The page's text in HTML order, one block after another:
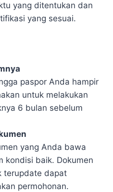
yang ditentukan dan
yang sesuai.
paspor Anda hampir
untuk melakukan
6 bulan sebelum
yang Anda bawa
kondisi baik. Dokumen
terupdate dapat
permohonan.